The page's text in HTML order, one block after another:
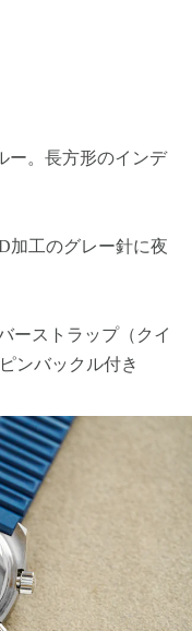
ー。長方形のインデ
加工のグレー針に夜
ーストラップ（クイ
ンバックル付き